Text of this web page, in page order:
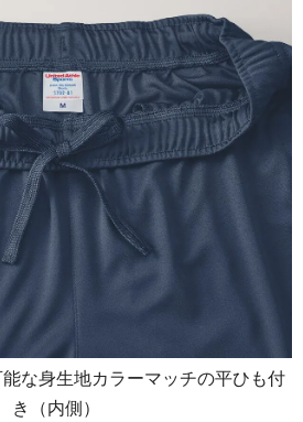
な身生地カラーマッチの平ひも付
き（内側）